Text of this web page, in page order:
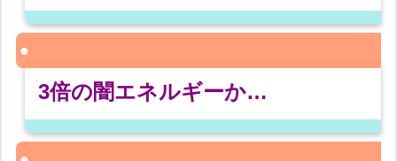
3倍の闇エネルギーか…